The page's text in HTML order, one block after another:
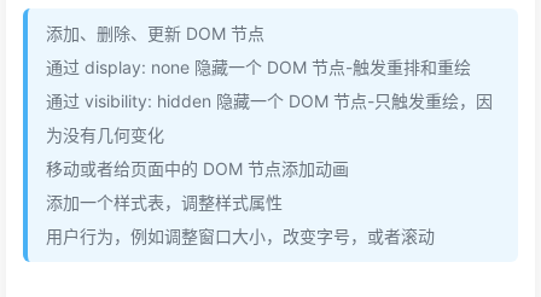
添加、删除、更新 DOM 节点
通过 display: none 隐藏一个 DOM 节点-触发重排和重绘
通过 visibility: hidden 隐藏一个 DOM 节点-只触发重绘，因
为没有几何变化
移动或者给页面中的 DOM 节点添加动画
添加一个样式表，调整样式属性
用户行为，例如调整窗口大小，改变字号，或者滚动